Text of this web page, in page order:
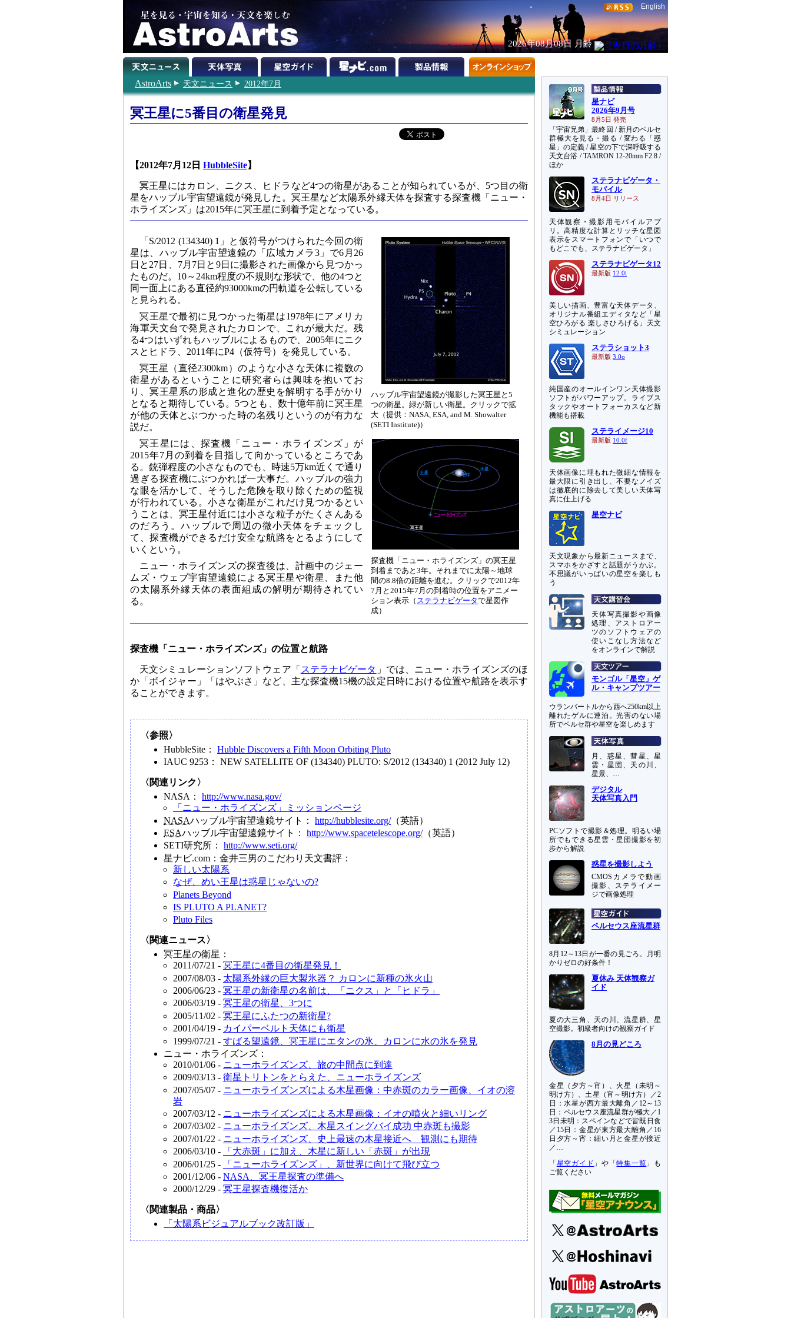
English
2026年08月08日 月齢
AstroArts 天文ニュース 2012年7月
冥王星に5番目の衛星発見
【2012年7月12日 HubbleSite】
冥王星にはカロン、ニクス、ヒドラなど4つの衛星があることが知られているが、5つ目の衛
星をハッブル宇宙望遠鏡が発見した。冥王星など太陽系外縁天体を探査する探査機「ニュー・
ホライズンズ」は2015年に冥王星に到着予定となっている。
ハッブル宇宙望遠鏡が撮影した冥王星と5
つの衛星。緑が新しい衛星。クリックで拡
大（提供：NASA, ESA, and M. Showalter
(SETI Institute)）
探査機「ニュー・ホライズンズ」の冥王星
到着まであと3年。それまでに太陽～地球
間の8.8倍の距離を進む。クリックで2012年
7月と2015年7月の到着時の位置をアニメー
ション表示（ ステラナビゲータで星図作
成）
「S/2012 (134340) 1」と仮符号がつけられた今回の衛
星は、ハッブル宇宙望遠鏡の「広域カメラ3」で6月26
日と27日、7月7日と9日に撮影された画像から見つかっ
たものだ。10～24km程度の不規則な形状で、他の4つと
同一面上にある直径約93000kmの円軌道を公転している
と見られる。
冥王星で最初に見つかった衛星は1978年にアメリカ
海軍天文台で発見されたカロンで、これが最大だ。残
る4つはいずれもハッブルによるもので、2005年にニク
スとヒドラ、2011年にP4（仮符号）を発見している。
冥王星（直径2300km）のような小さな天体に複数の
衛星があるということに研究者らは興味を抱いてお
り、冥王星系の形成と進化の歴史を解明する手がかり
となると期待している。5つとも、数十億年前に冥王星
が他の天体とぶつかった時の名残りというのが有力な
説だ。
冥王星には、探査機「ニュー・ホライズンズ」が
2015年7月の到着を目指して向かっているところであ
る。銃弾程度の小さなものでも、時速5万km近くで通り
過ぎる探査機にぶつかれば一大事だ。ハッブルの強力
な眼を活かして、そうした危険を取り除くための監視
が行われている。小さな衛星がこれだけ見つかるとい
うことは、冥王星付近には小さな粒子がたくさんある
のだろう。ハッブルで周辺の微小天体をチェックし
て、探査機ができるだけ安全な航路をとるようにして
いくという。
ニュー・ホライズンズの探査後は、計画中のジェー
ムズ・ウェブ宇宙望遠鏡による冥王星や衛星、また他
の太陽系外縁天体の表面組成の解明が期待されてい
る。
探査機「ニュー・ホライズンズ」の位置と航路
天文シミュレーションソフトウェア「 ステラナビゲータ 」では、ニュー・ホライズンズのほ
か「ボイジャー」「はやぶさ」など、主な探査機15機の設定日時における位置や航路を表示す
ることができます。
〈参照〉
HubbleSite： Hubble Discovers a Fifth Moon Orbiting Pluto
IAUC 9253： NEW SATELLITE OF (134340) PLUTO: S/2012 (134340) 1 (2012 July 12)
〈関連リンク〉
NASA： http://www.nasa.gov/
「ニュー・ホライズンズ」ミッションページ
NASAハッブル宇宙望遠鏡サイト： http://hubblesite.org/（英語）
ESAハッブル宇宙望遠鏡サイト： http://www.spacetelescope.org/（英語）
SETI研究所： http://www.seti.org/
星ナビ.com：金井三男のこだわり天文書評：
新しい太陽系
なぜ、めい王星は惑星じゃないの?
Planets Beyond
IS PLUTO A PLANET?
Pluto Files
〈関連ニュース〉
冥王星の衛星：
2011/07/21 - 冥王星に4番目の衛星発見！
2007/08/03 - 太陽系外縁の巨大製氷器？ カロンに新種の氷火山
2006/06/23 - 冥王星の新衛星の名前は、「ニクス」と「ヒドラ」
2006/03/19 - 冥王星の衛星、3つに
2005/11/02 - 冥王星にふたつの新衛星?
2001/04/19 - カイパーベルト天体にも衛星
1999/07/21 - すばる望遠鏡、冥王星にエタンの氷、カロンに水の氷を発見
ニュー・ホライズンズ：
2010/01/06 - ニューホライズンズ、旅の中間点に到達
2009/03/13 - 衛星トリトンをとらえた、ニューホライズンズ
2007/05/07 - ニューホライズンズによる木星画像：中赤斑のカラー画像、イオの溶
岩
2007/03/12 - ニューホライズンズによる木星画像：イオの噴火と細いリング
2007/03/02 - ニューホライズンズ、木星スイングバイ成功 中赤斑も撮影
2007/01/22 - ニューホライズンズ、史上最速の木星接近へ 観測にも期待
2006/03/10 -
「大赤斑」に加え、木星に新しい「赤斑」が出現
2006/01/25 -
「ニューホライズンズ」、新世界に向けて飛び立つ
2001/12/06 - NASA、冥王星探査の準備へ
2000/12/29 - 冥王星探査機復活か
〈関連製品・商品〉
「太陽系ビジュアルブック改訂版」
星ナビ
2026年9月号
8月5日 発売
「宇宙兄弟」最終回 / 新月のペルセ
群極大を見る・撮る / 変わる「惑
星」の定義 / 星空の下で深呼吸する
天文台浴 / TAMRON 12-20mm F2.8 /
ほか
ステラナビゲータ・
モバイル
8月4日 リリース
天体観察・撮影用モバイルアプ
リ。高精度な計算とリッチな星図
表示をスマートフォンで「いつで
もどこでも、ステラナビゲータ」
ステラナビゲータ12
最新版 12.0i
美しい描画、豊富な天体データ、
オリジナル番組エディタなど「星
空ひろがる 楽しさひろげる」天文
シミュレーション
ステラショット3
最新版 3.0o
純国産のオールインワン天体撮影
ソフトがパワーアップ。ライブス
タックやオートフォーカスなど新
機能も搭載
ステライメージ10
最新版 10.0f
天体画像に埋もれた微細な情報を
最大限に引き出し、不要なノイズ
は徹底的に除去して美しい天体写
真に仕上げる
星空ナビ
天文現象から最新ニュースまで、
スマホをかざすと話題がうかぶ。
不思議がいっぱいの星空を楽しも
う
天体写真撮影や画像
処理、アストロアー
ツのソフトウェアの
使いこなし方法など
をオンラインで解説
モンゴル「星空」ゲ
ル・キャンプツアー
ウランバートルから西へ250km以上
離れたゲルに連泊。光害のない場
所でペルセ群や星空を楽しめます
月、惑星、彗星、星
雲・星団、天の川、
星景、…
デジタル
天体写真入門
PCソフトで撮影＆処理。明るい場
所でもできる星雲・星団撮影を初
歩から解説
惑星を撮影しよう
CMOSカメラで動画
撮影、ステライメー
ジで画像処理
ペルセウス座流星群
8月12～13日が一番の見ごろ。月明
かりゼロの好条件！
夏休み 天体観察ガ
イド
夏の大三角、天の川、流星群、星
空撮影。初級者向けの観察ガイド
8月の見どころ
金星（夕方～宵）、火星（未明～
明け方）、土星（宵～明け方）／2
日：水星が西方最大離角／12～13
日：ペルセウス座流星群が極大／1
3日未明：スペインなどで皆既日食
／15日：金星が東方最大離角／16
日夕方～宵：細い月と金星が接近
／…
「 星空ガイド 」や「特集一覧 」も
ご覧ください